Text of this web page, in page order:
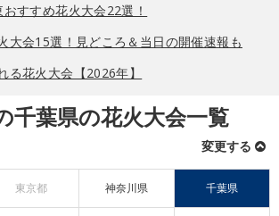
すすめ花火大会22選！
大会15選！見どころ＆当日の開催速報も
る花火大会【2026年】
千葉県の花火大会一覧
変更する
東京都 神奈川県 千葉県